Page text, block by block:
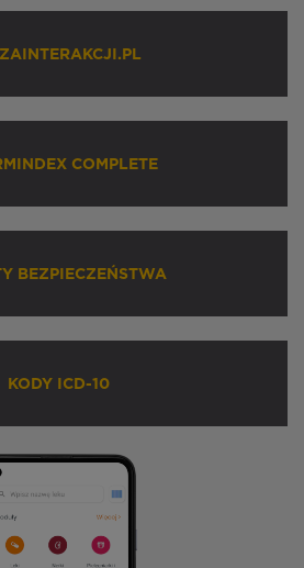
COMPLETE
BEZPIECZEŃSTWA
KODY ICD-10